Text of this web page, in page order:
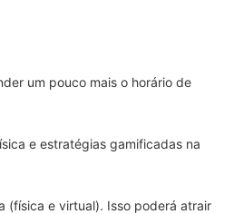
um pouco mais o horário de
e estratégias gamificadas na
(física e virtual). Isso poderá atrair